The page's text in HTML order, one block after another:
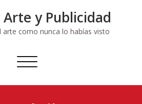
y Publicidad
arte como nunca lo habías visto
Cambiar